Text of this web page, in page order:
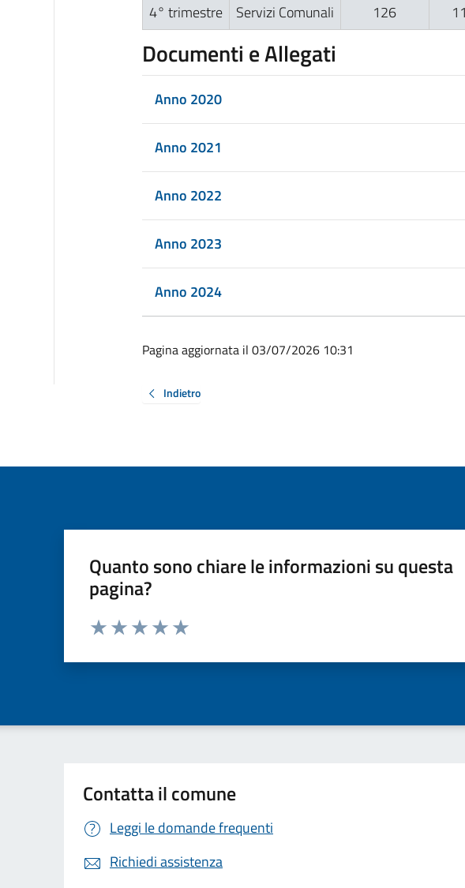
4° trimestre
Servizi Comunali 126 11
Documenti e Allegati
Anno 2020
Anno 2021
Anno 2022
Anno 2023
Anno 2024
Pagina aggiornata il 03/07/2026 10:31
Indietro
Quanto sono chiare le informazioni su questa
pagina?
Valuta da 1 a 5 stelle la pagina
Contatta il comune
Leggi le domande frequenti
Richiedi assistenza